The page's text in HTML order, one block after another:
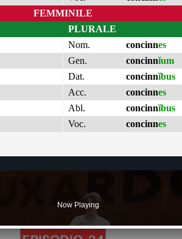
FEMMINILE
PLURALE
Nom.
concinnes
Gen.
concinnĭum
Dat.
concinnĭbus
Acc.
concinnes
Abl.
concinnĭbus
Voc.
concinnes
Now Playing